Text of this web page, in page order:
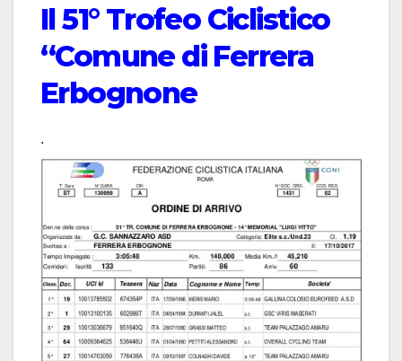
Il 51° Trofeo Ciclistico
“Comune di Ferrera
Erbognone
.